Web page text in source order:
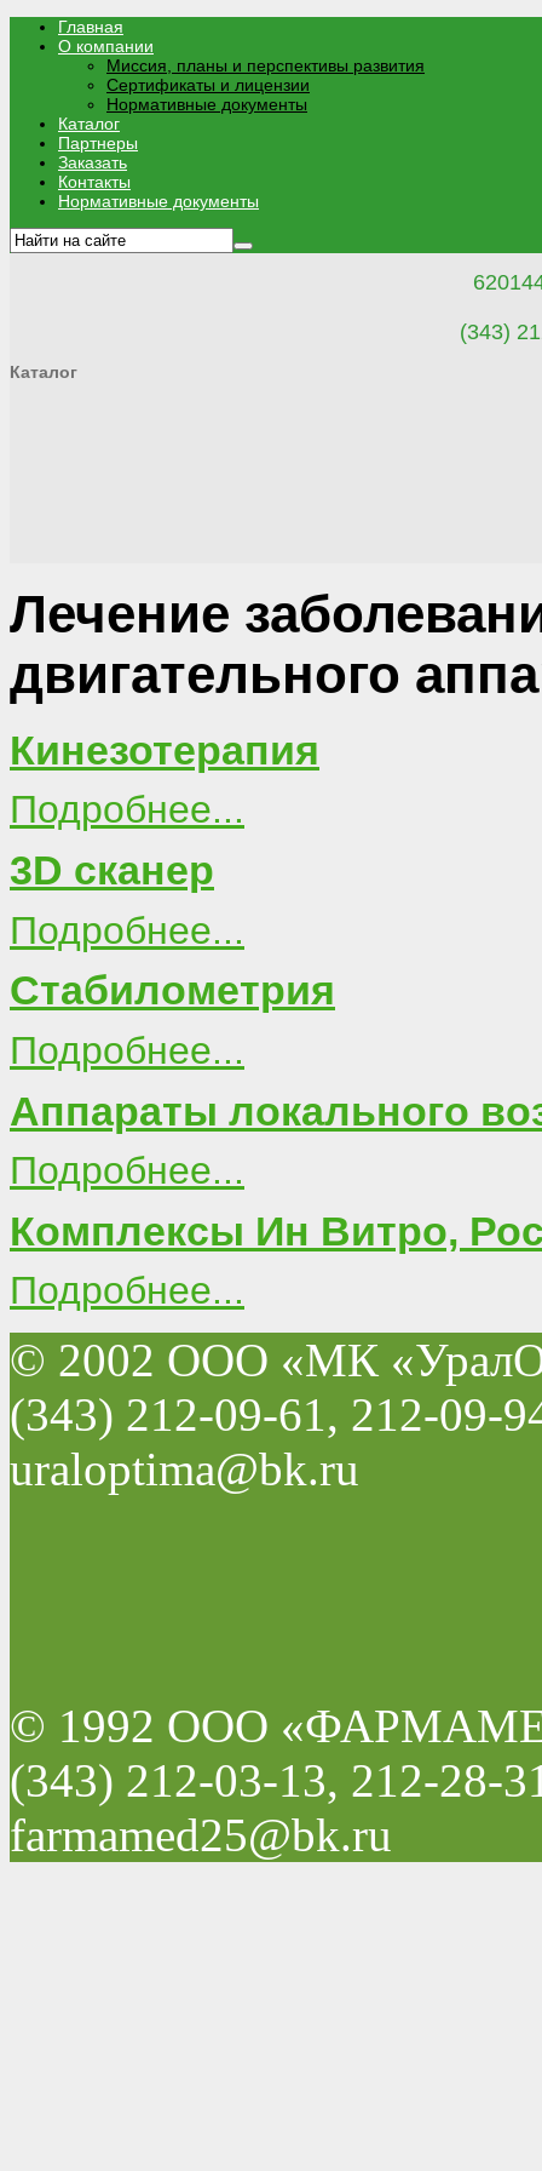
Главная
О компании
Миссия, планы и перспективы развития
Сертификаты и лицензии
Нормативные документы
Каталог
Партнеры
Заказать
Контакты
Нормативные документы
(343)
Каталог
Лечение
двигательного
Кинезотерапия
Подробнее...
3D сканер
Подробнее...
Стабилометрия
Подробнее...
Аппараты локального
Подробнее...
Комплексы Ин Витро,
Подробнее...
© 2002 ООО «МК
(343) 212-09-61, 212-09-
uraloptima@bk.ru
© 1992 ООО
(343) 212-03-13, 212-28-
farmamed25@bk.ru